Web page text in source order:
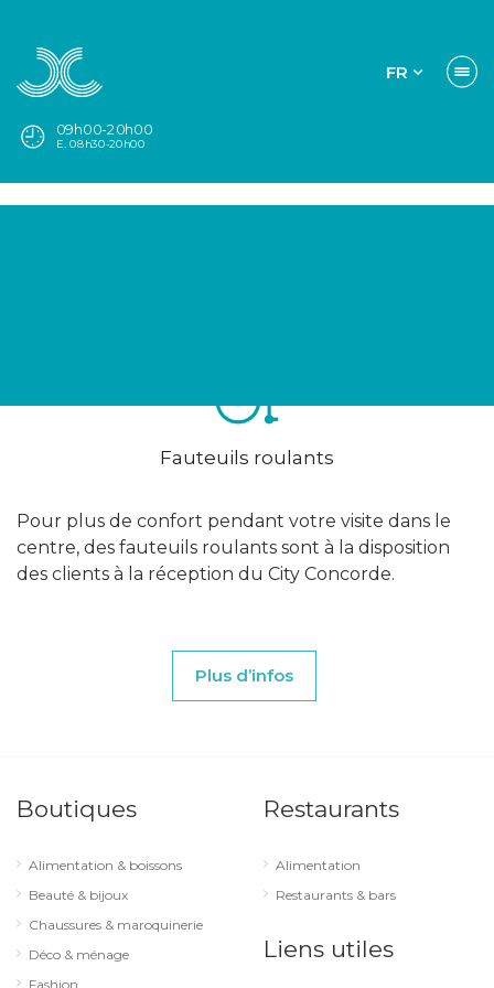
FR
09h00-20h00
E. 08h30-20h00
Fauteuils roulants
Pour plus de confort pendant votre visite dans le
centre, des fauteuils roulants sont à la disposition
des clients à la réception du City Concorde.
Plus d’infos
Boutiques
Alimentation & boissons
Beauté & bijoux
Chaussures & maroquinerie
Déco & ménage
Fashion
Restaurants
Alimentation
Restaurants & bars
Liens utiles